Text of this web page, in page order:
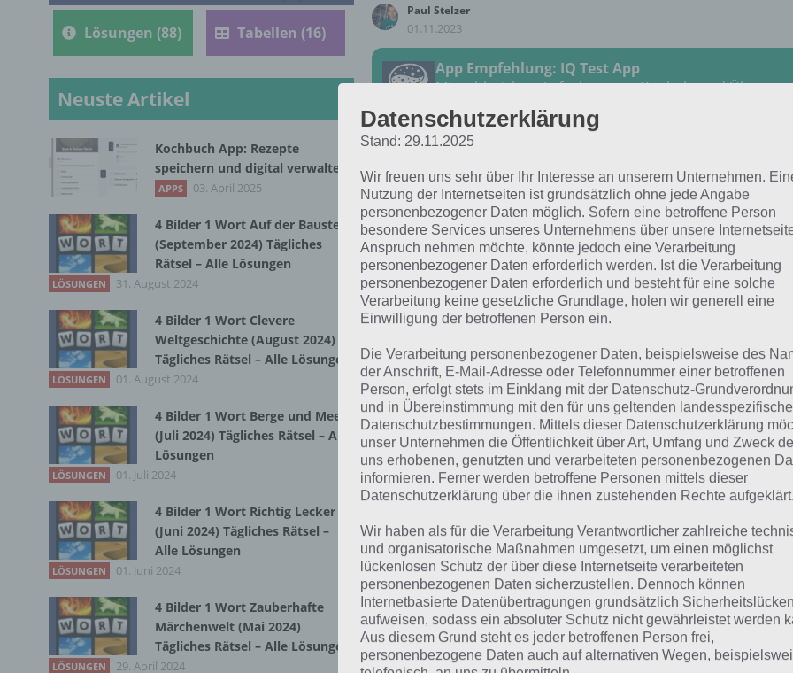
Paul Stelzer
01.11.2023
App Empfehlung: IQ Test App
Mit zahlreichen Aufgaben zum Knobeln und Üben
JETZT KOSTENLOS HERUNTERLADEN
Die Lösung für das tägliche Rätsel vom 6.11.2023 zu
2023 in 4 Bilder 1 Wort. Wenn du dort aktuell feststeckst,
TAU
Du suchst eine andere Lösung?
Rätsel aus dem Jahr 2022: Schau mal, was vor einem Jahr,
Lösung gesucht war
Zur Übersicht:4 Bilder 1 Wort Lösungen zu Plitsch-Platsch
Lösungen (88) Tabellen (16)
Neuste Artikel
Kochbuch App: Rezepte
speichern und digital verwalten
APPS 03. April 2025
4 Bilder 1 Wort Auf der Baustelle
(September 2024) Tägliches
Rätsel – Alle Lösungen
LÖSUNGEN 31. August 2024
4 Bilder 1 Wort Clevere
Weltgeschichte (August 2024)
Tägliches Rätsel – Alle Lösungen
LÖSUNGEN 01. August 2024
4 Bilder 1 Wort Berge und Meer
(Juli 2024) Tägliches Rätsel – Alle
Lösungen
LÖSUNGEN 01. Juli 2024
4 Bilder 1 Wort Richtig Lecker
(Juni 2024) Tägliches Rätsel –
Alle Lösungen
LÖSUNGEN 01. Juni 2024
4 Bilder 1 Wort Zauberhafte
Märchenwelt (Mai 2024)
Tägliches Rätsel – Alle Lösungen
LÖSUNGEN 29. April 2024
Datenschutzerklärung
Stand: 29.11.2025
Wir freuen uns sehr über Ihr Interesse an unserem Unternehmen.
Nutzung der Internetseiten ist grundsätzlich ohne jede Angabe
personenbezogener Daten möglich. Sofern eine betroffene Person
besondere Services unseres Unternehmens über unsere
Anspruch nehmen möchte, könnte jedoch eine Verarbeitung
personenbezogener Daten erforderlich werden. Ist die Verarbeitung
personenbezogener Daten erforderlich und besteht für eine solche
Verarbeitung keine gesetzliche Grundlage, holen wir generell eine
Einwilligung der betroffenen Person ein.
Die Verarbeitung personenbezogener Daten, beispielsweise des
der Anschrift, E-Mail-Adresse oder Telefonnummer einer betroffenen
Person, erfolgt stets im Einklang mit der Datenschutz-
und in Übereinstimmung mit den für uns geltenden
Datenschutzbestimmungen. Mittels dieser Datenschutzerklärung
unser Unternehmen die Öffentlichkeit über Art, Umfang und Zweck
uns erhobenen, genutzten und verarbeiteten personenbezogenen
informieren. Ferner werden betroffene Personen mittels dieser
Datenschutzerklärung über die ihnen zustehenden Rechte aufgeklärt.
Wir haben als für die Verarbeitung Verantwortlicher zahlreiche
und organisatorische Maßnahmen umgesetzt, um einen möglichst
lückenlosen Schutz der über diese Internetseite verarbeiteten
personenbezogenen Daten sicherzustellen. Dennoch können
Internetbasierte Datenübertragungen grundsätzlich Sicherheitslücken
aufweisen, sodass ein absoluter Schutz nicht gewährleistet werden
Aus diesem Grund steht es jeder betroffenen Person frei,
personenbezogene Daten auch auf alternativen Wegen,